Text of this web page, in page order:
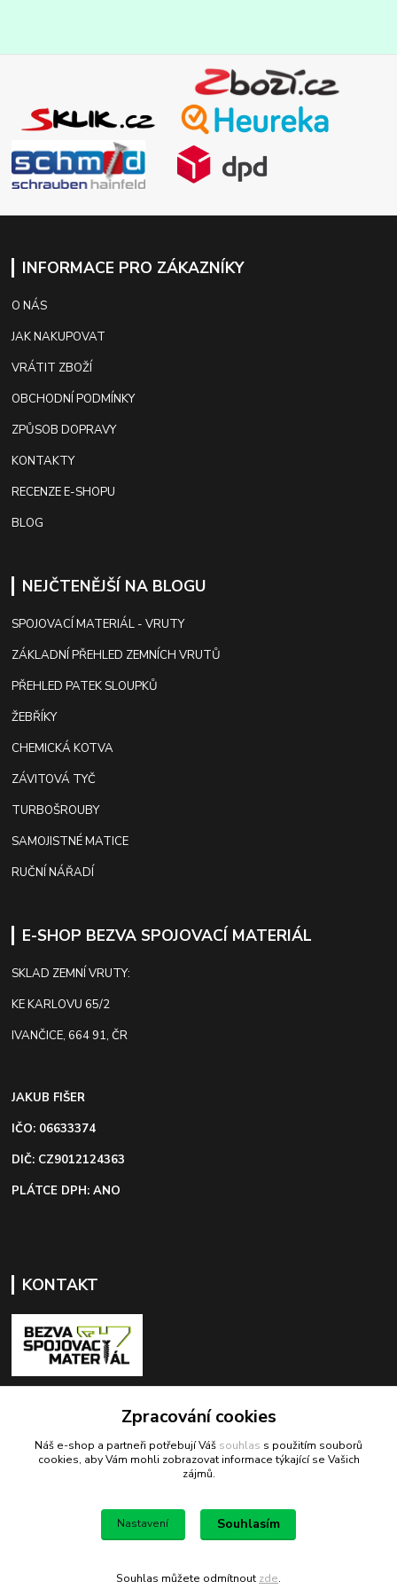
INFORMACE PRO ZÁKAZNÍKY
O NÁS
JAK NAKUPOVAT
VRÁTIT ZBOŽÍ
OBCHODNÍ PODMÍNKY
ZPŮSOB DOPRAVY
KONTAKTY
RECENZE E-SHOPU
BLOG
NEJČTENĚJŠÍ NA BLOGU
SPOJOVACÍ MATERIÁL - VRUTY
ZÁKLADNÍ PŘEHLED ZEMNÍCH VRUTŮ
PŘEHLED PATEK SLOUPKŮ
ŽEBŘÍKY
CHEMICKÁ KOTVA
ZÁVITOVÁ TYČ
TURBOŠROUBY
SAMOJISTNÉ MATICE
RUČNÍ NÁŘADÍ
E-SHOP BEZVA SPOJOVACÍ MATERIÁL
SKLAD ZEMNÍ VRUTY:
KE KARLOVU 65/2
IVANČICE, 664 91, ČR
JAKUB FIŠER
IČO: 06633374
DIČ: CZ9012124363
PLÁTCE DPH: ANO
KONTAKT
+420 603 418 822
odbyt@bezva-spojovacimaterial.cz
Bezva spojovací materiál
Zpracování cookies
Náš e-shop a partneři potřebují Váš souhlas s použitím souborů
cookies, aby Vám mohli zobrazovat informace týkající se Vašich
zájmů.
Nastavení Souhlasím
Souhlas můžete odmítnout zde.